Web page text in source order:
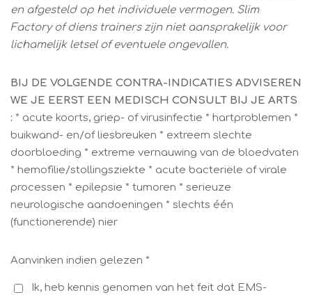
en afgesteld op het individuele vermogen. Slim
Factory of diens trainers zijn niet aansprakelijk voor
lichamelijk letsel of eventuele ongevallen.
BIJ DE VOLGENDE CONTRA-INDICATIES ADVISEREN
WE JE EERST EEN MEDISCH CONSULT BIJ JE ARTS
: * acute koorts, griep- of virusinfectie * hartproblemen *
buikwand- en/of liesbreuken * extreem slechte
doorbloeding * extreme vernauwing van de bloedvaten
* hemofilie/stollingsziekte * acute bacteriële of virale
processen * epilepsie * tumoren * serieuze
neurologische aandoeningen * slechts één
(functionerende) nier
Aanvinken indien gelezen *
Ik, heb kennis genomen van het feit dat EMS-